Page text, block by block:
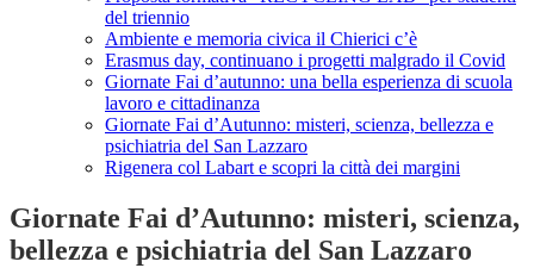
del triennio
Ambiente e memoria civica il Chierici c’è
Erasmus day, continuano i progetti malgrado il Covid
Giornate Fai d’autunno: una bella esperienza di scuola
lavoro e cittadinanza
Giornate Fai d’Autunno: misteri, scienza, bellezza e
psichiatria del San Lazzaro
Rigenera col Labart e scopri la città dei margini
Giornate Fai d’Autunno: misteri, scienza,
bellezza e psichiatria del San Lazzaro